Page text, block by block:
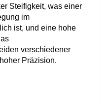
Steifigkeit, was einer
im
ist, und eine hohe
verschiedener
Präzision.